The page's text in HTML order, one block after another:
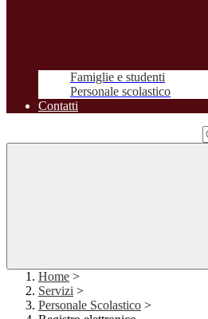
Famiglie e studenti
Personale scolastico
Contatti
Home >
Servizi >
Personale Scolastico >